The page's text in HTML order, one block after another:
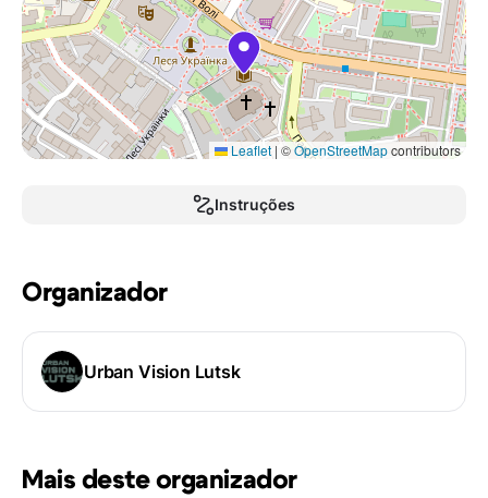
Leaflet | ©OpenStreetMapcontributors
Instruções
Organizador
Urban Vision Lutsk
Mais deste organizador